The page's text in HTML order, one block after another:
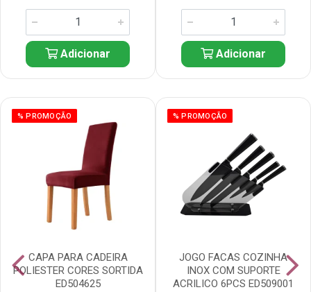
Adicionar Adicionar
% PROMOÇÃO
CAPA PARA CADEIRA
POLIESTER CORES SORTIDA
ED504625
% PROMOÇÃO
JOGO FACAS COZINHA
INOX COM SUPORTE
ACRILICO 6PCS ED509001